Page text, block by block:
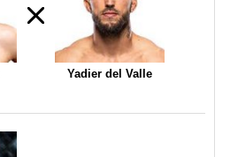
Yadier del Valle